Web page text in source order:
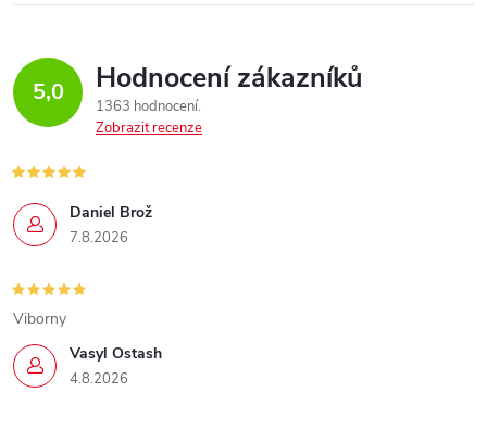
5,0 Hodnocení zákazníků
1363 hodnocení
Zobrazit recenze
Daniel Brož
7.8.2026
Vasyl Ostash
4.8.2026
Viborny